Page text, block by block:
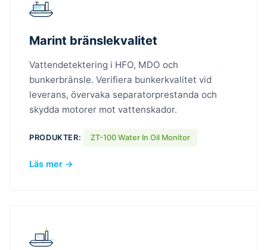
Marint bränslekvalitet
Vattendetektering i HFO, MDO och
bunkerbränsle. Verifiera bunkerkvalitet vid
leverans, övervaka separatorprestanda och
skydda motorer mot vattenskador.
PRODUKTER: ZT-100 Water In Oil Monitor
Läs mer →